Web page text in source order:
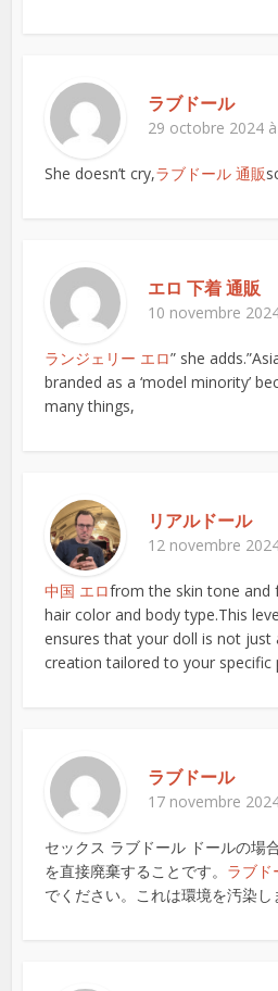
ラブドール
29 octobre 2024
She doesn’t cry,ラブドール 通販
エロ 下着 通販
10 novembre
ランジェリー エロ” she
branded as a ‘model minority’
many things,
リアルドール
12 novembre
中国 エロfrom the skin tone and
hair color and body type.This
ensures that your doll is not just
creation tailored to your specific
ラブドール
17 novembre
セックス ラブドール ドールの場
を直接廃棄することです。 ラブド
でください。これは環境を汚染し